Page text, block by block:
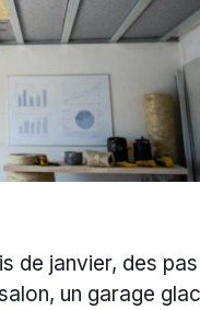
de janvier, des pas
un garage